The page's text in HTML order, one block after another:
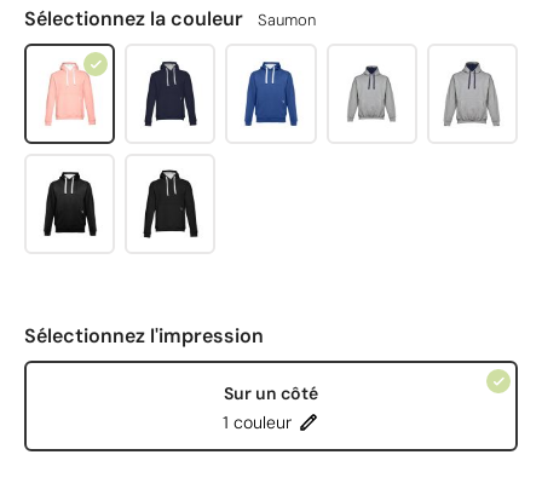
Sélectionnez la couleur Saumon
Sélectionnez l'impression
Sur un côté
1 couleur